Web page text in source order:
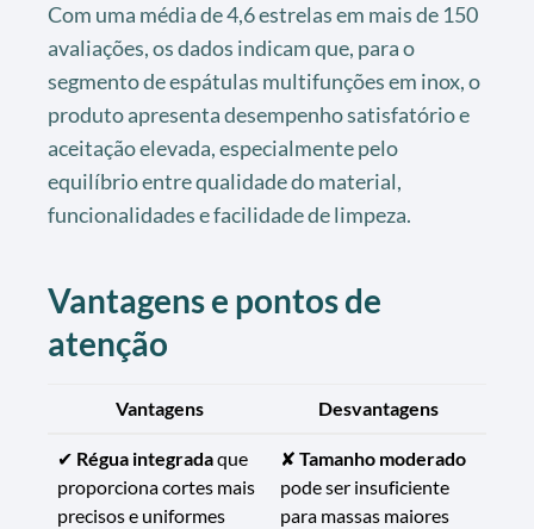
Com uma média de 4,6 estrelas em mais de 150
avaliações, os dados indicam que, para o
segmento de espátulas multifunções em inox, o
produto apresenta desempenho satisfatório e
aceitação elevada, especialmente pelo
equilíbrio entre qualidade do material,
funcionalidades e facilidade de limpeza.
Vantagens e pontos de
atenção
Vantagens Desvantagens
✔ Régua integradaque
proporciona cortes mais
precisos e uniformes
✘ Tamanho moderado
pode ser insuficiente
para massas maiores